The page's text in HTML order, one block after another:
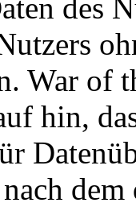
des
War of
hin,